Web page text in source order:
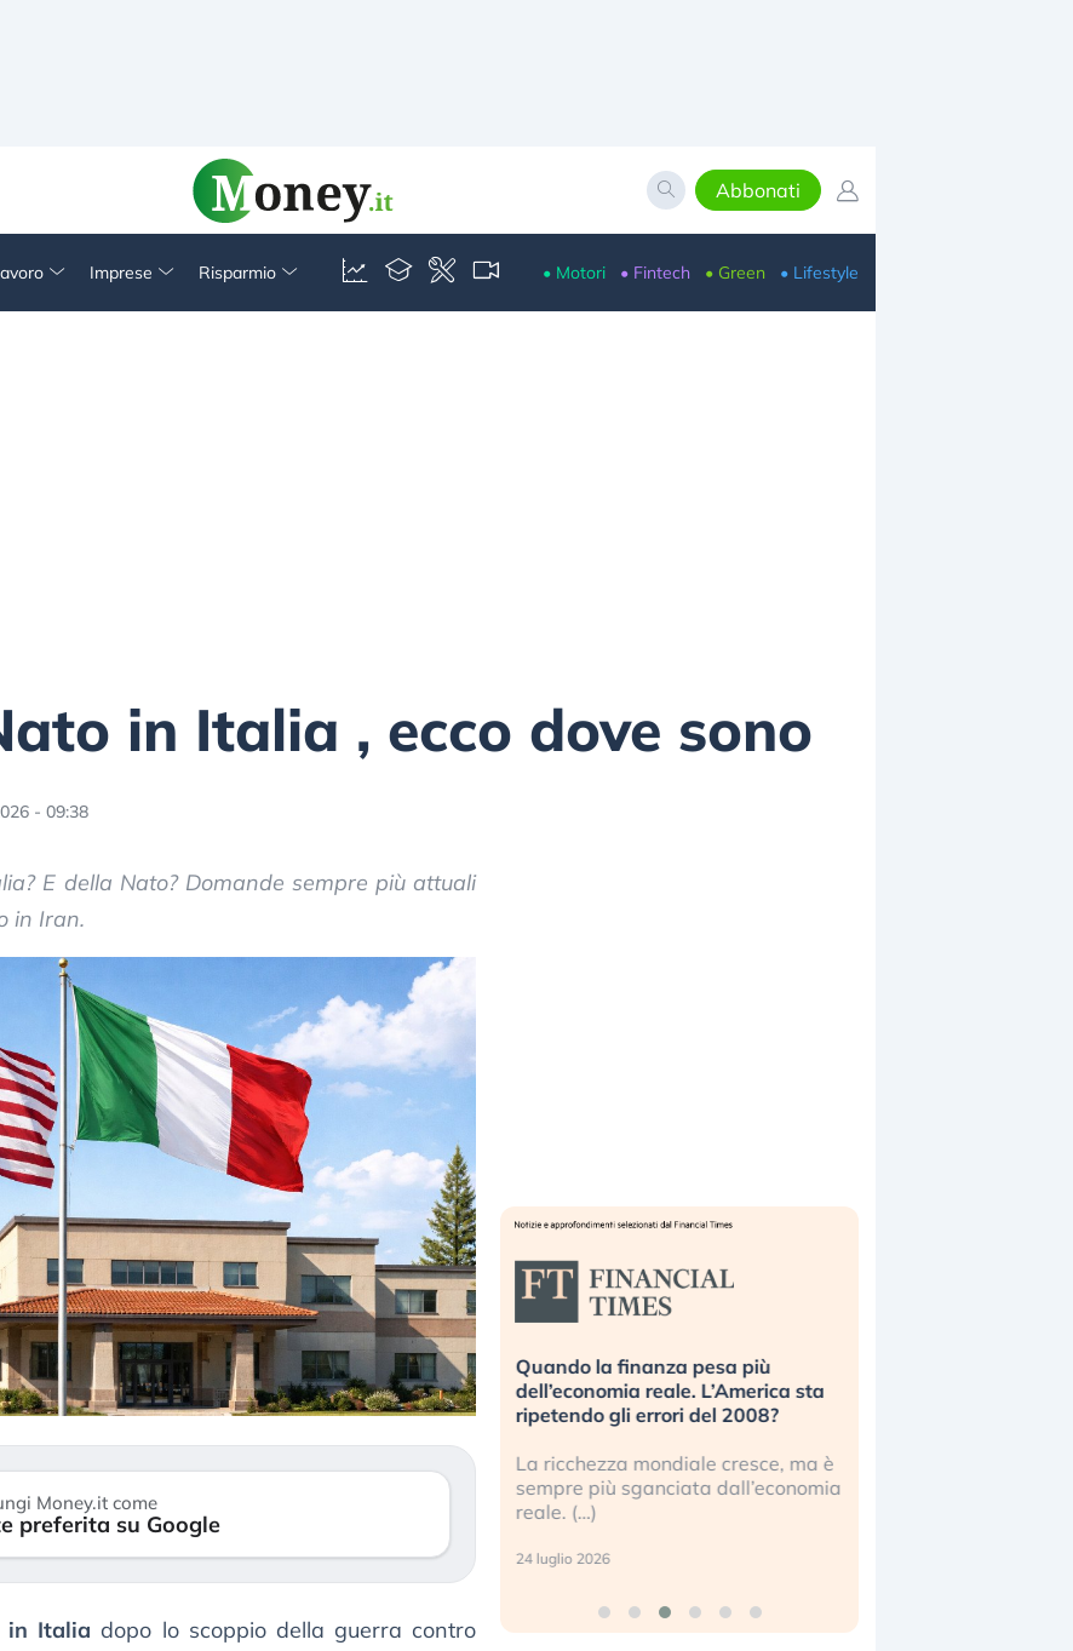
Abbonati
Imprese Risparmio • Motori • Fintech • Green • Lifestyle
in Italia , ecco dove sono
- 09:38
E della Nato? Domande sempre più attuali
in Iran.
Money.it come
preferita su Google
in Italia dopo lo scoppio della guerra contro
alla
il
«La mia vita è rovinata». Investitori
in preda al panico dopo lo scoppio
della bolla AI
Kospi, mentre gli investitori retail (…)
30 luglio 2026
Quando la finanza pesa più
dell’economia reale. L’America sta
ripetendo gli errori del 2008?
La ricchezza mondiale cresce, ma è
sempre più sganciata dall’economia
reale. (…)
24 luglio 2026